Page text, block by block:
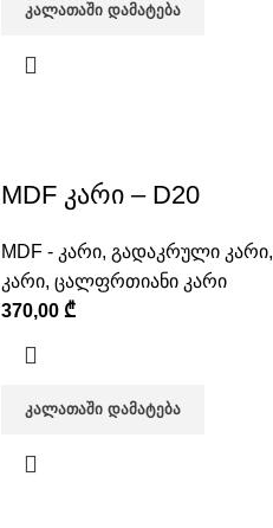
ᲙᲐᲚᲐᲗᲐᲨᲘ ᲓᲐᲛᲐᲢᲔᲑᲐ
MDF კარი – D20
MDF - კარი, გადაკრული კარი,
კარი, ცალფრთიანი კარი
370,00 ₾
ᲙᲐᲚᲐᲗᲐᲨᲘ ᲓᲐᲛᲐᲢᲔᲑᲐ